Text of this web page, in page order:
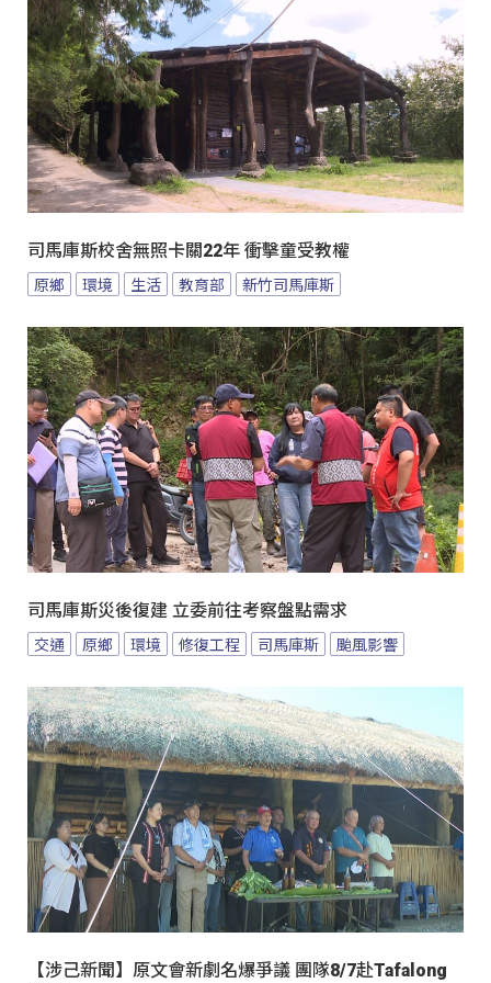
司馬庫斯校舍無照卡關22年 衝擊童受教權
原鄉 環境 生活 教育部 新竹司馬庫斯
司馬庫斯災後復建 立委前往考察盤點需求
交通 原鄉 環境 修復工程 司馬庫斯 颱風影響
【涉己新聞】原文會新劇名爆爭議 團隊8/7赴Tafalong